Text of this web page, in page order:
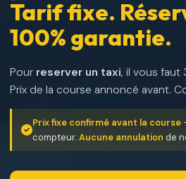
Tarif fixe.
100% garantie.
Pour reserver un taxi, il vous faut
Prix de la course annoncé avant.
Prix fixe confirmé avant la course
compteur. Aucune annulation de